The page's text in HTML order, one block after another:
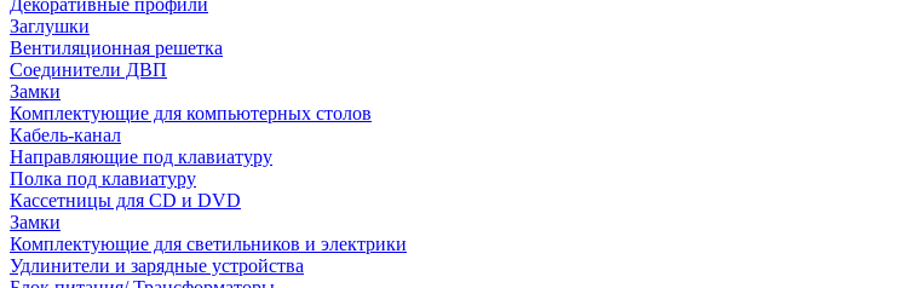
Декоративные профили
Заглушки
Вентиляционная решетка
Соединители ДВП
Замки
Комплектующие для компьютерных столов
Кабель-канал
Направляющие под клавиатуру
Полка под клавиатуру
Кассетницы для CD и DVD
Замки
Комплектующие для светильников и электрики
Удлинители и зарядные устройства